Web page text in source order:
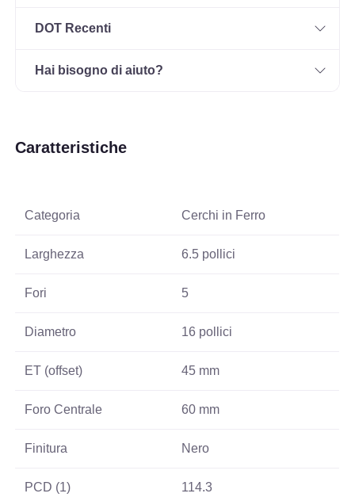
DOT Recenti
Hai bisogno di aiuto?
Caratteristiche
Categoria Cerchi in Ferro
Larghezza 6.5 pollici
Fori 5
Diametro 16 pollici
ET (offset) 45 mm
Foro Centrale 60 mm
Finitura Nero
PCD (1) 114.3